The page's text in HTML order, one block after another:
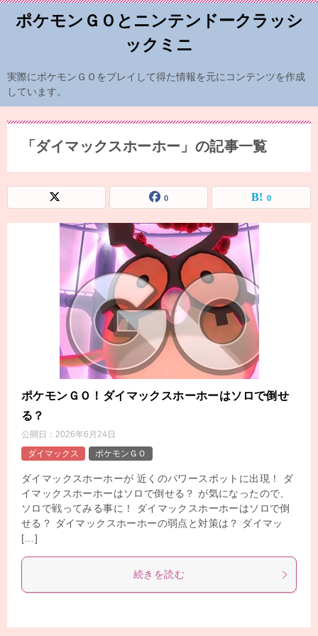
ポケモンＧＯとニンテンドークラッシ
ックミニ
実際にポケモンＧＯをプレイして得た情報を元にコンテンツを作成
しています。
「ダイマックスホーホー」の記事一覧
0 0
ポケモンＧＯ！ダイマックスホーホーはソロで倒せ
る？
公開日： 2026年6月24日
ダイマックス
ポケモンＧＯ
ダイマックスホーホーが 近くのパワースポットに出現！ ダ
イマックスホーホーはソロで倒せる？ が気になったので、
ソロで戦ってみる事に！ ダイマックスホーホーはソロで倒
せる？ ダイマックスホーホーの弱点と対策は？ ダイマッ
[…]
続きを読む